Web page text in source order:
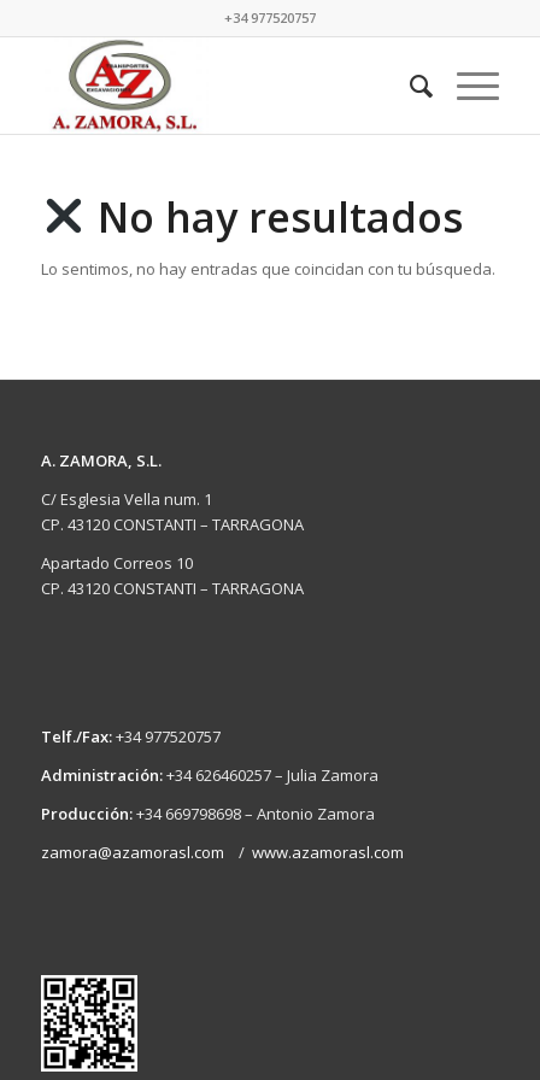
+34 977520757
No hay resultados
Lo sentimos, no hay entradas que coincidan con tu búsqueda.
A. ZAMORA, S.L.
C/ Esglesia Vella num. 1
CP. 43120 CONSTANTI – TARRAGONA
Apartado Correos 10
CP. 43120 CONSTANTI – TARRAGONA
Telf./Fax:+34 977520757
Administración:+34 626460257 – Julia Zamora
Producción:+34 669798698 – Antonio Zamora
zamora@azamorasl.com / www.azamorasl.com